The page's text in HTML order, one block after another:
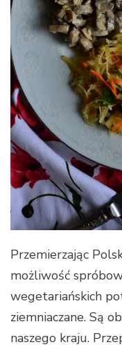
Przemierzając
możliwość
wegetariańskich
ziemniaczane. Są
naszego kraju.